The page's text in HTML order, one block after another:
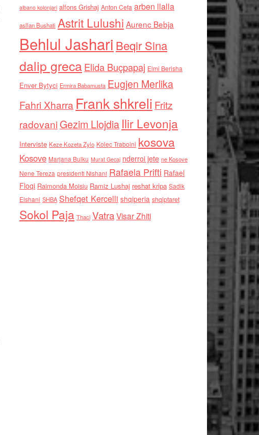
albano kolonjari alfons Grishaj Anton Cefa arben llalla
asllan Bushati Astrit Lulushi Aurenc Bebja
Behlul Jashari Beqir Sina
dalip grecaElida Buçpapaj Elmi Berisha
Enver Bytyci Ermira Babamusta Eugjen Merlika
Fahri Xharra Frank shkreli Fritz
radovaniGezim Llojdia Ilir Levonja
Interviste Keze Kozeta Zylo Kolec Traboini kosova
Kosove Marjana Bulku Murat Gecaj nderroi jete ne Kosove
Nene Tereza presidenti Nishani Rafaela Prifti Rafael
Floqi Raimonda Moisiu Ramiz Lushaj reshat kripa Sadik
Elshani SHBA Shefqet Kercelli shqiperia shqiptaret
Sokol Paja Thaci VatraVisar Zhiti